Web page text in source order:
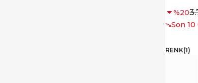
%20
Son
RENK(1)